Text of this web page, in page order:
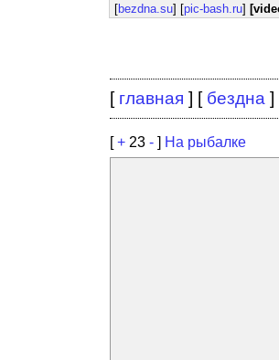
[bezdna.su] [pic-bash.ru]
[ главная ] [ бездна ]
[+ 23 - ] На рыбалке